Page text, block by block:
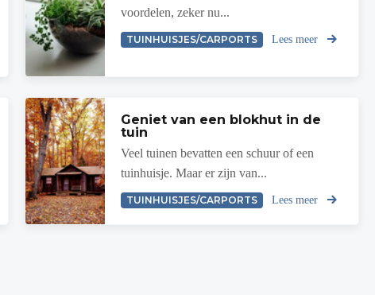
voordelen, zeker nu...
TUINHUISJES/CARPORTS Lees meer
Geniet van een blokhut in de
tuin
Veel tuinen bevatten een schuur of een
tuinhuisje. Maar er zijn van...
TUINHUISJES/CARPORTS Lees meer